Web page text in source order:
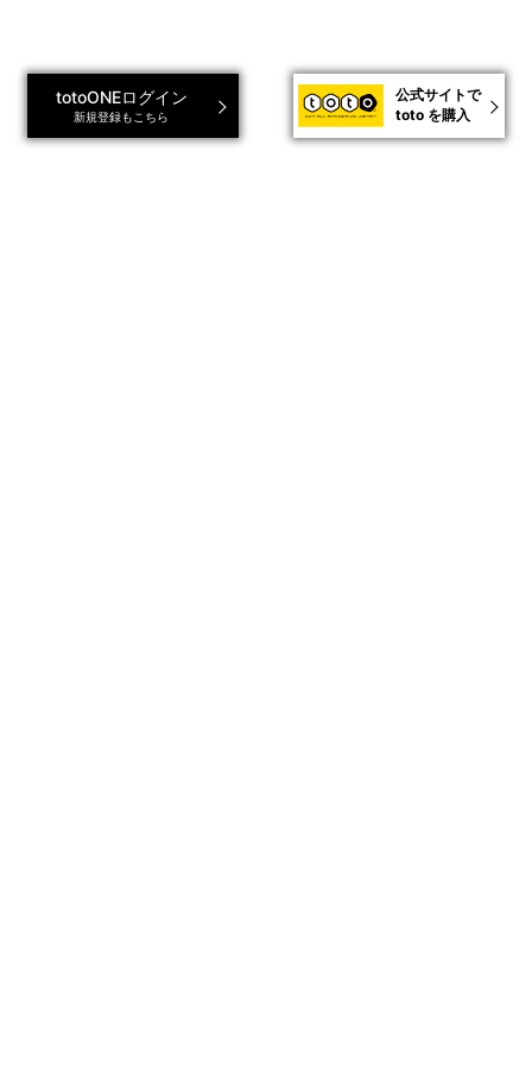
totoONEログイン
新規登録もこちら
公式サイトで
toto を購入